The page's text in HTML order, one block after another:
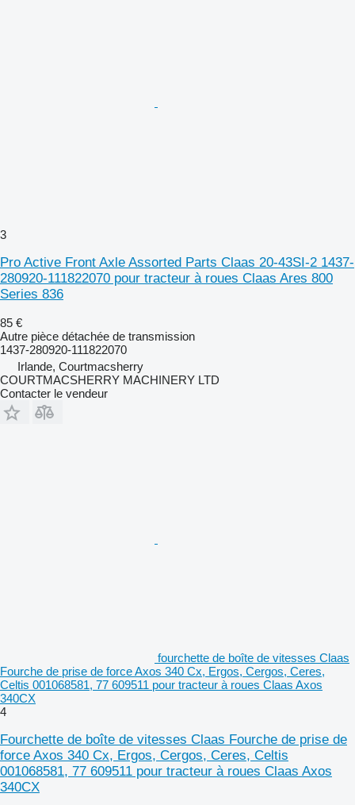
3
Pro Active Front Axle Assorted Parts Claas 20-43SI-2 1437-
280920-111822070 pour tracteur à roues Claas Ares 800
Series 836
85 €
Autre pièce détachée de transmission
1437-280920-111822070
Irlande, Courtmacsherry
COURTMACSHERRY MACHINERY LTD
Contacter le vendeur
fourchette de boîte de vitesses Claas
Fourche de prise de force Axos 340 Cx, Ergos, Cergos, Ceres,
Celtis 001068581, 77 609511 pour tracteur à roues Claas Axos
340CX
4
Fourchette de boîte de vitesses Claas Fourche de prise de
force Axos 340 Cx, Ergos, Cergos, Ceres, Celtis
001068581, 77 609511 pour tracteur à roues Claas Axos
340CX